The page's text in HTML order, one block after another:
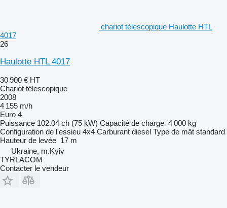
chariot télescopique Haulotte HTL
4017
26
Haulotte HTL 4017
30 900 € HT
Chariot télescopique
2008
4 155 m/h
Euro 4
Puissance 102.04 ch (75 kW) Capacité de charge 4 000 kg
Configuration de l'essieu 4x4 Carburant diesel Type de mât standard
Hauteur de levée 17 m
Ukraine, m.Kyiv
TYRLACOM
Contacter le vendeur